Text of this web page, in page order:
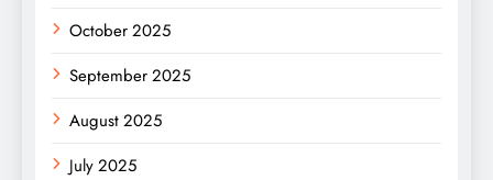
October 2025
September 2025
August 2025
July 2025